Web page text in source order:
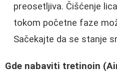
preosetljiva. Čišćenje
tokom početne faze
Sačekajte da se stanje
Gde nabaviti tretinoin